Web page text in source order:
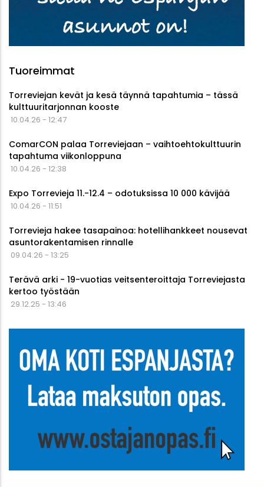
Tuoreimmat
Torreviejan kevät ja kesä täynnä tapahtumia – tässä
kulttuuritarjonnan kooste
10.04.26 - 12:47
ComarCON palaa Torreviejaan – vaihtoehtokulttuurin
tapahtuma viikonloppuna
10.04.26 - 12:38
Expo Torrevieja 11.-12.4 – odotuksissa 10 000 kävijää
10.04.26 - 11:51
Torrevieja hakee tasapainoa: hotellihankkeet nousevat
asuntorakentamisen rinnalle
09.04.26 - 13:25
Terävä arki - 19-vuotias veitsenteroittaja Torreviejasta
kertoo työstään
29.12.25 - 13:46